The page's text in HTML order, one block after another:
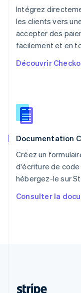
Intégrez
les clients vers
accepter des
facilement et en
Découvrir
Documentation
Créez un
d'écriture de
hébergez-le sur
Consulter la
Nouvelle-
English
Pays-Bas
Nederlands
Pologne
Portugal
République
English
English
Royaume-Uni
Singapour
English简体中文
English